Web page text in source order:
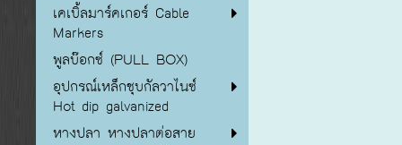
เคเบิ้ลมาร์คเกอร์ Cable
Markers
พูลบ๊อกซ์ (PULL BOX)
อุปกรณ์เหล็กชุบกัลวาไนซ์
Hot dip galvanized
หางปลา หางปลาต่อสาย